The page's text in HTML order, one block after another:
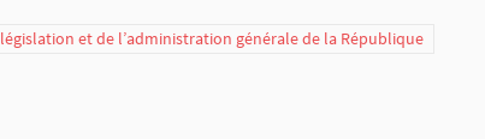
et de l’administration générale de la République